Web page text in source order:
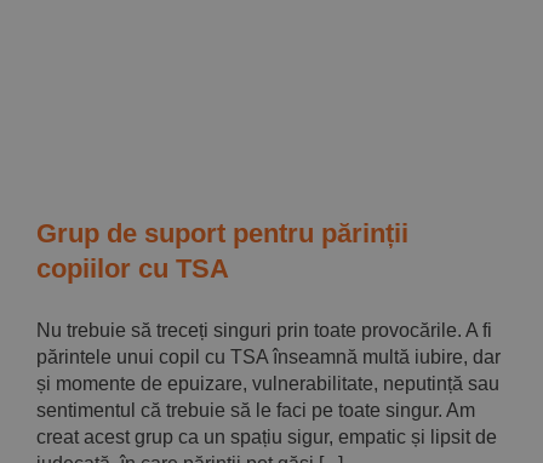
Grup de suport pentru părinții
copiilor cu TSA
Nu trebuie să treceți singuri prin toate provocările. A fi
părintele unui copil cu TSA înseamnă multă iubire, dar
și momente de epuizare, vulnerabilitate, neputință sau
sentimentul că trebuie să le faci pe toate singur. Am
creat acest grup ca un spațiu sigur, empatic și lipsit de